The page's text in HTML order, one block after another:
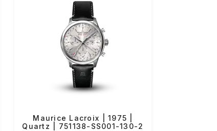
Maurice Lacroix | 1975 |
Quartz | 751138-SS001-130-2